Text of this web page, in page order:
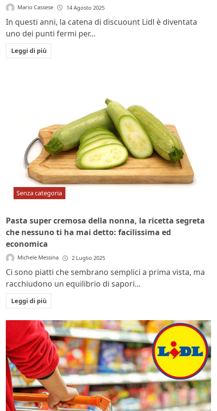
Mario Cassese 14 Agosto 2025
In questi anni, la catena di discuount Lidl è diventata
uno dei punti fermi per...
Leggi di più
Senza categoria
Pasta super cremosa della nonna, la ricetta segreta
che nessuno ti ha mai detto: facilissima ed
economica
Michele Messina 2 Luglio 2025
Ci sono piatti che sembrano semplici a prima vista, ma
racchiudono un equilibrio di sapori...
Leggi di più